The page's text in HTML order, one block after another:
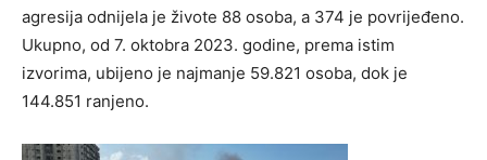
agresija odnijela je živote 88 osoba, a 374 je povrijeđeno.
Ukupno, od 7. oktobra 2023. godine, prema istim
izvorima, ubijeno je najmanje 59.821 osoba, dok je
144.851 ranjeno.